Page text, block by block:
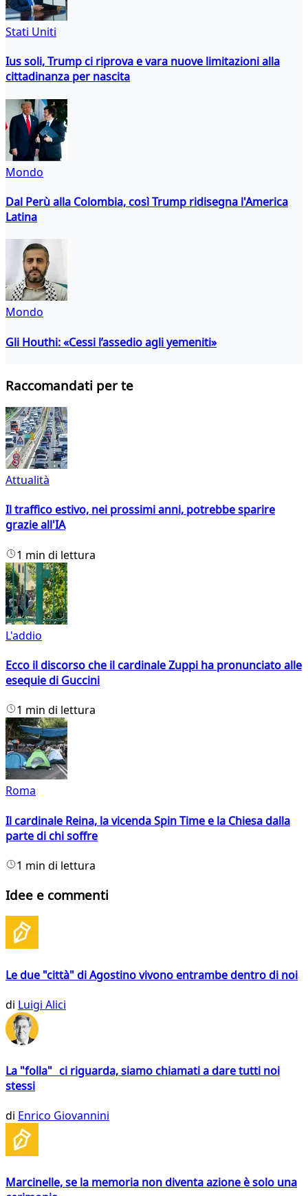
Stati Uniti
Ius soli, Trump ci riprova e vara nuove limitazioni alla
cittadinanza per nascita
Mondo
Dal Perù alla Colombia, così Trump ridisegna l'America
Latina
Mondo
Gli Houthi: «Cessi l’assedio agli yemeniti»
Raccomandati per te
Attualità
Il traffico estivo, nei prossimi anni, potrebbe sparire
grazie all'IA
1 min di lettura
L'addio
Ecco il discorso che il cardinale Zuppi ha pronunciato alle
esequie di Guccini
1 min di lettura
Roma
Il cardinale Reina, la vicenda Spin Time e la Chiesa dalla
parte di chi soffre
1 min di lettura
Idee e commenti
Le due "città" di Agostino vivono entrambe dentro di noi
di Luigi Alici
La "folla" ci riguarda, siamo chiamati a dare tutti noi
stessi
di Enrico Giovannini
Marcinelle, se la memoria non diventa azione è solo una